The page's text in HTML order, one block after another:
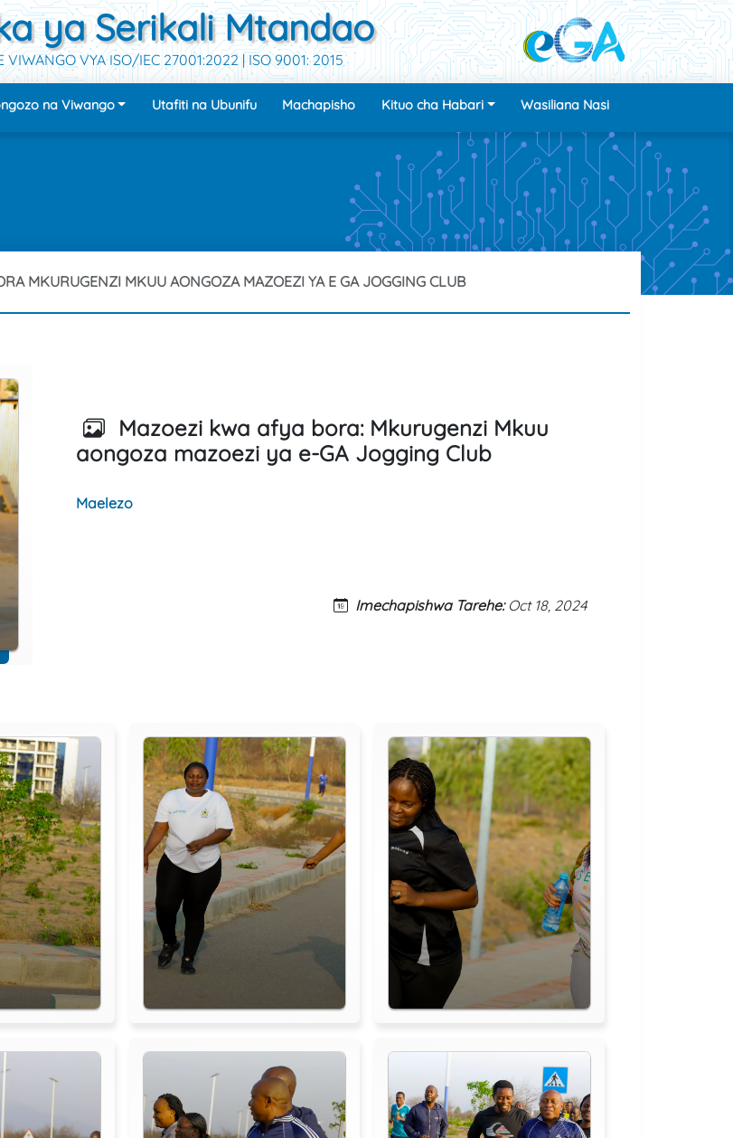
ya Serikali Mtandao
VIWANGO VYA ISO/IEC 27001:2022 | ISO 9001: 2015
na Viwango Utafiti na Ubunifu Machapisho Kituo cha Habari Wasiliana Nasi
MKURUGENZI MKUU AONGOZA MAZOEZI YA E GA JOGGING CLUB
Mazoezi kwa afya bora: Mkurugenzi Mkuu
aongoza mazoezi ya e-GA Jogging Club
Maelezo
Imechapishwa Tarehe:Oct 18, 2024